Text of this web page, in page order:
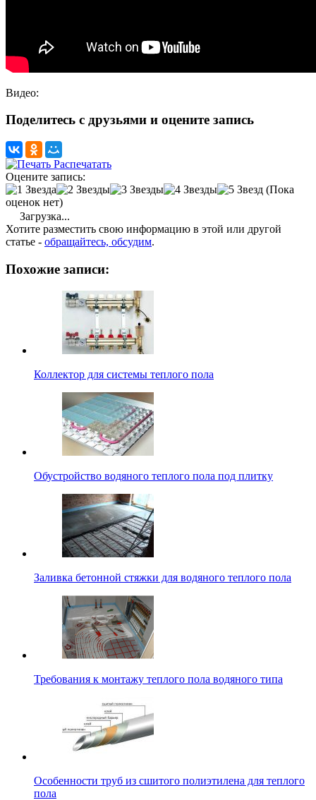
Видео:
Поделитесь с друзьями и оцените запись
Распечатать
Оцените запись:
(Пока
оценок нет)
Загрузка...
Хотите разместить свою информацию в этой или другой
статье - обращайтесь, обсудим.
Похожие записи:
Коллектор для системы теплого пола
Обустройство водяного теплого пола под плитку
Заливка бетонной стяжки для водяного теплого пола
Требования к монтажу теплого пола водяного типа
Особенности труб из сшитого полиэтилена для теплого
пола